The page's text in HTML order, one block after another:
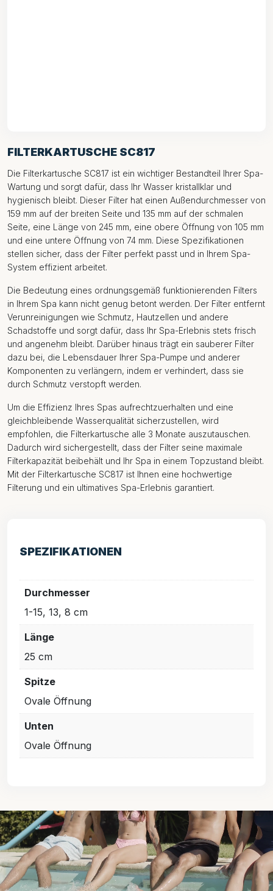
FILTERKARTUSCHE SC817
Die Filterkartusche SC817 ist ein wichtiger Bestandteil Ihrer Spa-
Wartung und sorgt dafür, dass Ihr Wasser kristallklar und
hygienisch bleibt. Dieser Filter hat einen Außendurchmesser von
159 mm auf der breiten Seite und 135 mm auf der schmalen
Seite, eine Länge von 245 mm, eine obere Öffnung von 105 mm
und eine untere Öffnung von 74 mm. Diese Spezifikationen
stellen sicher, dass der Filter perfekt passt und in Ihrem Spa-
System effizient arbeitet.
Die Bedeutung eines ordnungsgemäß funktionierenden Filters
in Ihrem Spa kann nicht genug betont werden. Der Filter entfernt
Verunreinigungen wie Schmutz, Hautzellen und andere
Schadstoffe und sorgt dafür, dass Ihr Spa-Erlebnis stets frisch
und angenehm bleibt. Darüber hinaus trägt ein sauberer Filter
dazu bei, die Lebensdauer Ihrer Spa-Pumpe und anderer
Komponenten zu verlängern, indem er verhindert, dass sie
durch Schmutz verstopft werden.
Um die Effizienz Ihres Spas aufrechtzuerhalten und eine
gleichbleibende Wasserqualität sicherzustellen, wird
empfohlen, die Filterkartusche alle 3 Monate auszutauschen.
Dadurch wird sichergestellt, dass der Filter seine maximale
Filterkapazität beibehält und Ihr Spa in einem Topzustand bleibt.
Mit der Filterkartusche SC817 ist Ihnen eine hochwertige
Filterung und ein ultimatives Spa-Erlebnis garantiert.
SPEZIFIKATIONEN
Durchmesser
1-15, 13, 8 cm
Länge
25 cm
Spitze
Ovale Öffnung
Unten
Ovale Öffnung